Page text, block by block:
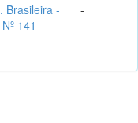
Brasileira -
141
-